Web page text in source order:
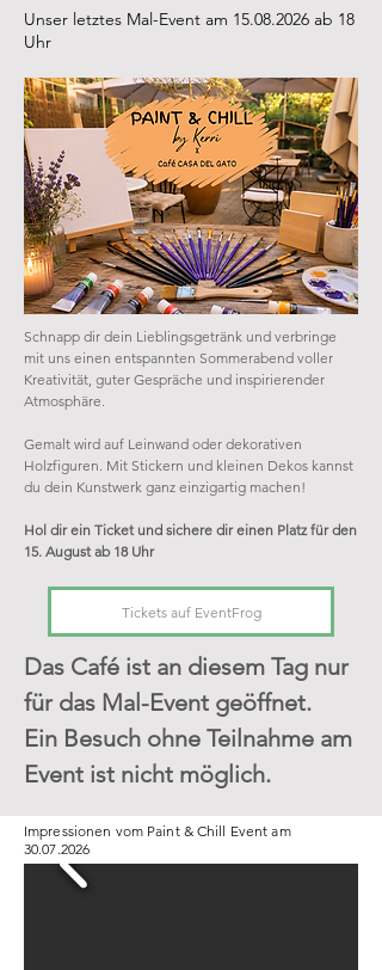
Unser letztes Mal-Event am 15.08.2026 ab 18
Uhr
Schnapp dir dein Lieblingsgetränk und verbringe
mit uns einen entspannten Sommerabend voller
Kreativität, guter Gespräche und inspirierender
Atmosphäre.
Gemalt wird auf Leinwand oder dekorativen
Holzfiguren. Mit Stickern und kleinen Dekos kannst
du dein Kunstwerk ganz einzigartig machen!
Hol dir ein Ticketund sichere dir einen Platz für den
15. August ab 18 Uhr
Tickets auf EventFrog
Das Café ist an diesem Tag nur
für das Mal-Event geöffnet.
Ein Besuch ohne Teilnahme am
Event ist nicht möglich.
Impressionen vom Paint & Chill Event am
30.07.2026